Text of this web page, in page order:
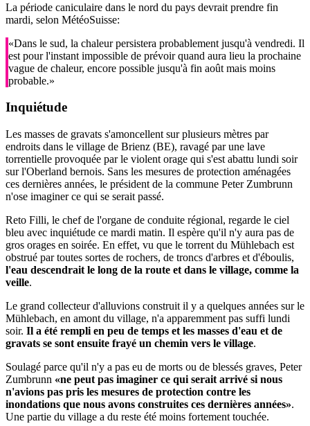
La période caniculaire dans le nord du pays devrait prendre fin
mardi, selon MétéoSuisse:
«Dans le sud, la chaleur persistera probablement jusqu'à vendredi. Il
est pour l'instant impossible de prévoir quand aura lieu la prochaine
vague de chaleur, encore possible jusqu'à fin août mais moins
probable.»
Inquiétude
Les masses de gravats s'amoncellent sur plusieurs mètres par
endroits dans le village de Brienz (BE), ravagé par une lave
torrentielle provoquée par le violent orage qui s'est abattu lundi soir
sur l'Oberland bernois. Sans les mesures de protection aménagées
ces dernières années, le président de la commune Peter Zumbrunn
n'ose imaginer ce qui se serait passé.
Reto Filli, le chef de l'organe de conduite régional, regarde le ciel
bleu avec inquiétude ce mardi matin. Il espère qu'il n'y aura pas de
gros orages en soirée. En effet, vu que le torrent du Mühlebach est
obstrué par toutes sortes de rochers, de troncs d'arbres et d'éboulis,
l'eau descendrait le long de la route et dans le village, comme la
veille.
Le grand collecteur d'alluvions construit il y a quelques années sur le
Mühlebach, en amont du village, n'a apparemment pas suffi lundi
soir. Il a été rempli en peu de temps et les masses d'eau et de
gravats se sont ensuite frayé un chemin vers le village.
Soulagé parce qu'il n'y a pas eu de morts ou de blessés graves, Peter
Zumbrunn «ne peut pas imaginer ce qui serait arrivé si nous
n'avions pas pris les mesures de protection contre les
inondations que nous avons construites ces dernières années».
Une partie du village a du reste été moins fortement touchée.